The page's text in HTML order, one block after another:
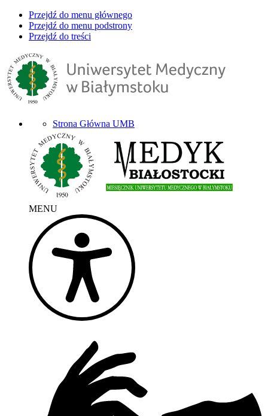
Przejdź do menu głównego
Przejdź do menu podstrony
Przejdź do treści
Strona Główna UMB
MENU